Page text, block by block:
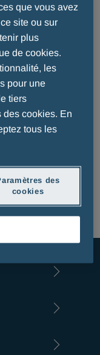
que vous avez
site ou sur
plus
de cookies.
les
pour une
tiers
des cookies. En
tous les
des
cookies